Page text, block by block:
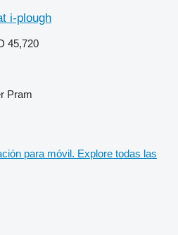
i-plough
45,720
Pram
para móvil. Explore todas las